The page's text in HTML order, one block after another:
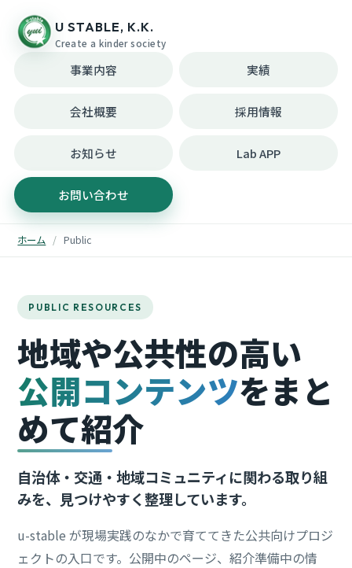
U STABLE, K.K.
Create a kinder society
事業内容 実績
会社概要 採用情報
お知らせ Lab APP
お問い合わせ
ホーム Public
PUBLIC RESOURCES
地域や公共性の高い
公開コンテンツをまと
めて紹介
自治体・交通・地域コミュニティに関わる取り組
みを、見つけやすく整理しています。
u-stable が現場実践のなかで育ててきた公共向けプロジ
ェクトの入口です。公開中のページ、紹介準備中の情